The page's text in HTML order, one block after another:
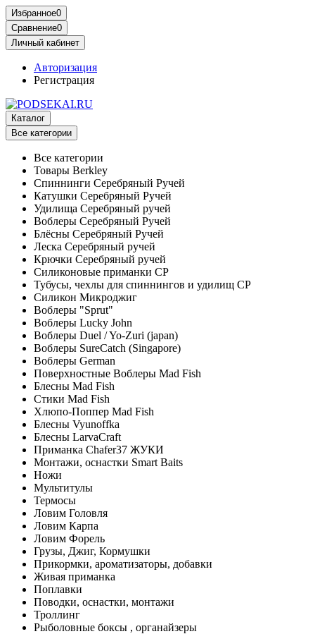
Избранное0
Сравнение0
Личный кабинет
Авторизация
Регистрация
Каталог
Все категории
Все категории
Товары Berkley
Спиннинги Серебряный Ручей
Катушки Серебряный Ручей
Удилища Серебряный ручей
Воблеры Серебряный Ручей
Блёсны Серебряный Ручей
Леска Серебряный ручей
Крючки Серебряный ручей
Силиконовые приманки СР
Тубусы, чехлы для спиннингов и удилищ СР
Силикон Микроджиг
Воблеры "Sprut"
Воблеры Lucky John
Воблеры Duel / Yo-Zuri (japan)
Воблеры SureCatch (Singapore)
Воблеры German
Поверхностные Воблеры Mad Fish
Блесны Mad Fish
Стики Mad Fish
Хлюпо-Поппер Mad Fish
Блесны Vyunoffka
Блесны LarvaCraft
Приманка Chafer37 ЖУКИ
Монтажи, оснастки Smart Baits
Ножи
Мультитулы
Термосы
Ловим Головля
Ловим Карпа
Ловим Форель
Грузы, Джиг, Кормушки
Прикормки, ароматизаторы, добавки
Живая приманка
Поплавки
Поводки, оснастки, монтажи
Троллинг
Рыболовные боксы , органайзеры